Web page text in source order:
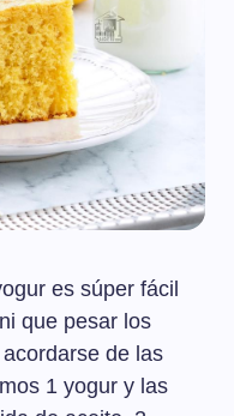
es súper fácil
que pesar los
de las
1 yogur y las